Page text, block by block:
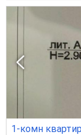
1-комн